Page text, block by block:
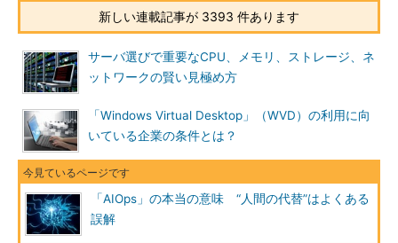
新しい連載記事が 3393 件あります
サーバ選びで重要なCPU、メモリ、ストレージ、ネ
ットワークの賢い見極め方
「Windows Virtual Desktop」（WVD）の利用に向
いている企業の条件とは？
「AIOps」の本当の意味 “人間の代替”はよくある
誤解